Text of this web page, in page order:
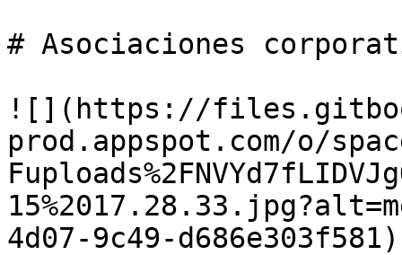
# Asociaciones
![](https://
prod.appspot.com/o/
4d07-9c49-d686e303f581)